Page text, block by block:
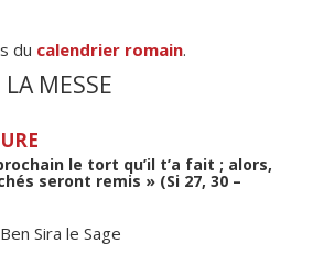
du calendrier romain.
MESSE
le tort qu’il t’a fait ; alors,
seront remis » (Si 27, 30 –
Sira le Sage